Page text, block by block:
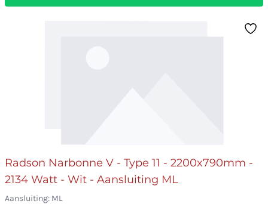
Radson Narbonne V - Type 11 - 2200x790mm -
2134 Watt - Wit - Aansluiting ML
Aansluiting: ML